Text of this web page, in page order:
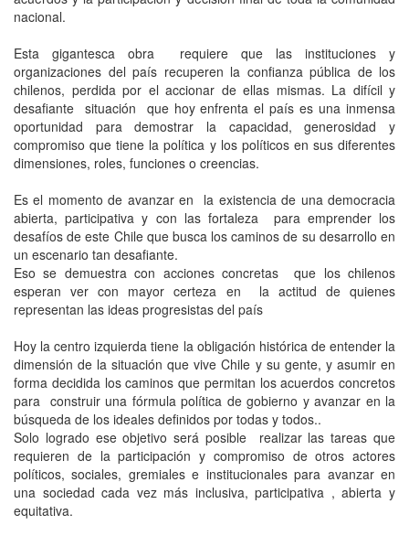
nacional.
Esta gigantesca obra requiere que las instituciones y
organizaciones del país recuperen la confianza pública de los
chilenos, perdida por el accionar de ellas mismas. La difícil y
desafiante situación que hoy enfrenta el país es una inmensa
oportunidad para demostrar la capacidad, generosidad y
compromiso que tiene la política y los políticos en sus diferentes
dimensiones, roles, funciones o creencias.
Es el momento de avanzar en la existencia de una democracia
abierta, participativa y con las fortaleza para emprender los
desafíos de este Chile que busca los caminos de su desarrollo en
un escenario tan desafiante.
Eso se demuestra con acciones concretas que los chilenos
esperan ver con mayor certeza en la actitud de quienes
representan las ideas progresistas del país
Hoy la centro izquierda tiene la obligación histórica de entender la
dimensión de la situación que vive Chile y su gente, y asumir en
forma decidida los caminos que permitan los acuerdos concretos
para construir una fórmula política de gobierno y avanzar en la
búsqueda de los ideales definidos por todas y todos..
Solo logrado ese objetivo será posible realizar las tareas que
requieren de la participación y compromiso de otros actores
políticos, sociales, gremiales e institucionales para avanzar en
una sociedad cada vez más inclusiva, participativa , abierta y
equitativa.